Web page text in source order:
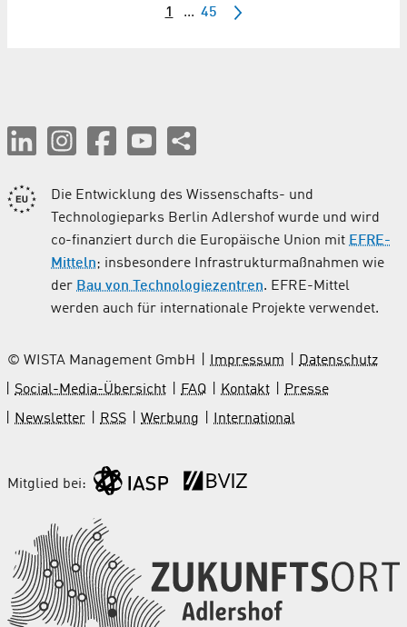
1 ... 45
Die Entwicklung des Wissenschafts- und
Technologieparks Berlin Adlershof wurde und wird
co-finanziert durch die Europäische Union mit EFRE-
Mitteln; insbesondere Infrastrukturmaßnahmen wie
der Bau von Technologiezentren. EFRE-Mittel
werden auch für internationale Projekte verwendet.
© WISTA Management GmbH Impressum
Datenschutz
Social-Media-Übersicht
FAQ Kontakt
Presse
Newsletter
RSS Werbung International
Mitglied bei: